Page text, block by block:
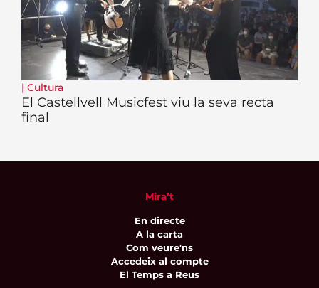
| Cultura
El Castellvell Musicfest viu la seva recta
final
Mira’t
En directe
A la carta
Com veure'ns
Accedeix al compte
El Temps a Reus